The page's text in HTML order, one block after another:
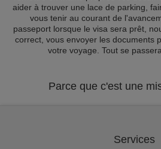
aider à trouver une lace de parking,
vous tenir au courant de
passeport lorsque le visa sera prêt,
correct, vous envoyer les documents
votre voyage. Tout se
Parce que c'est une
Services